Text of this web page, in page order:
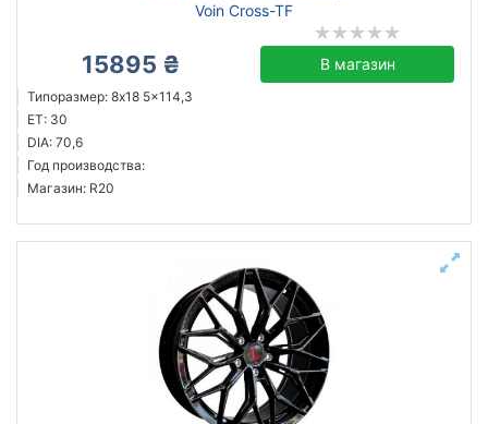
Voin Cross-TF
15895 ₴ В магазин
Типоразмер: 8x18 5x114,3
ET: 30
DIA: 70,6
Год производства:
Магазин: R20